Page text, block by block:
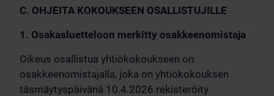
C. OHJEITA KOKOUKSEEN OSALLISTUJILLE
1. Osakasluetteloon merkitty osakkeenomistaja
Oikeus osallistua yhtiökokoukseen on
osakkeenomistajalla, joka on yhtiökokouksen
täsmäytyspäivänä 10.4.2026 rekisteröity